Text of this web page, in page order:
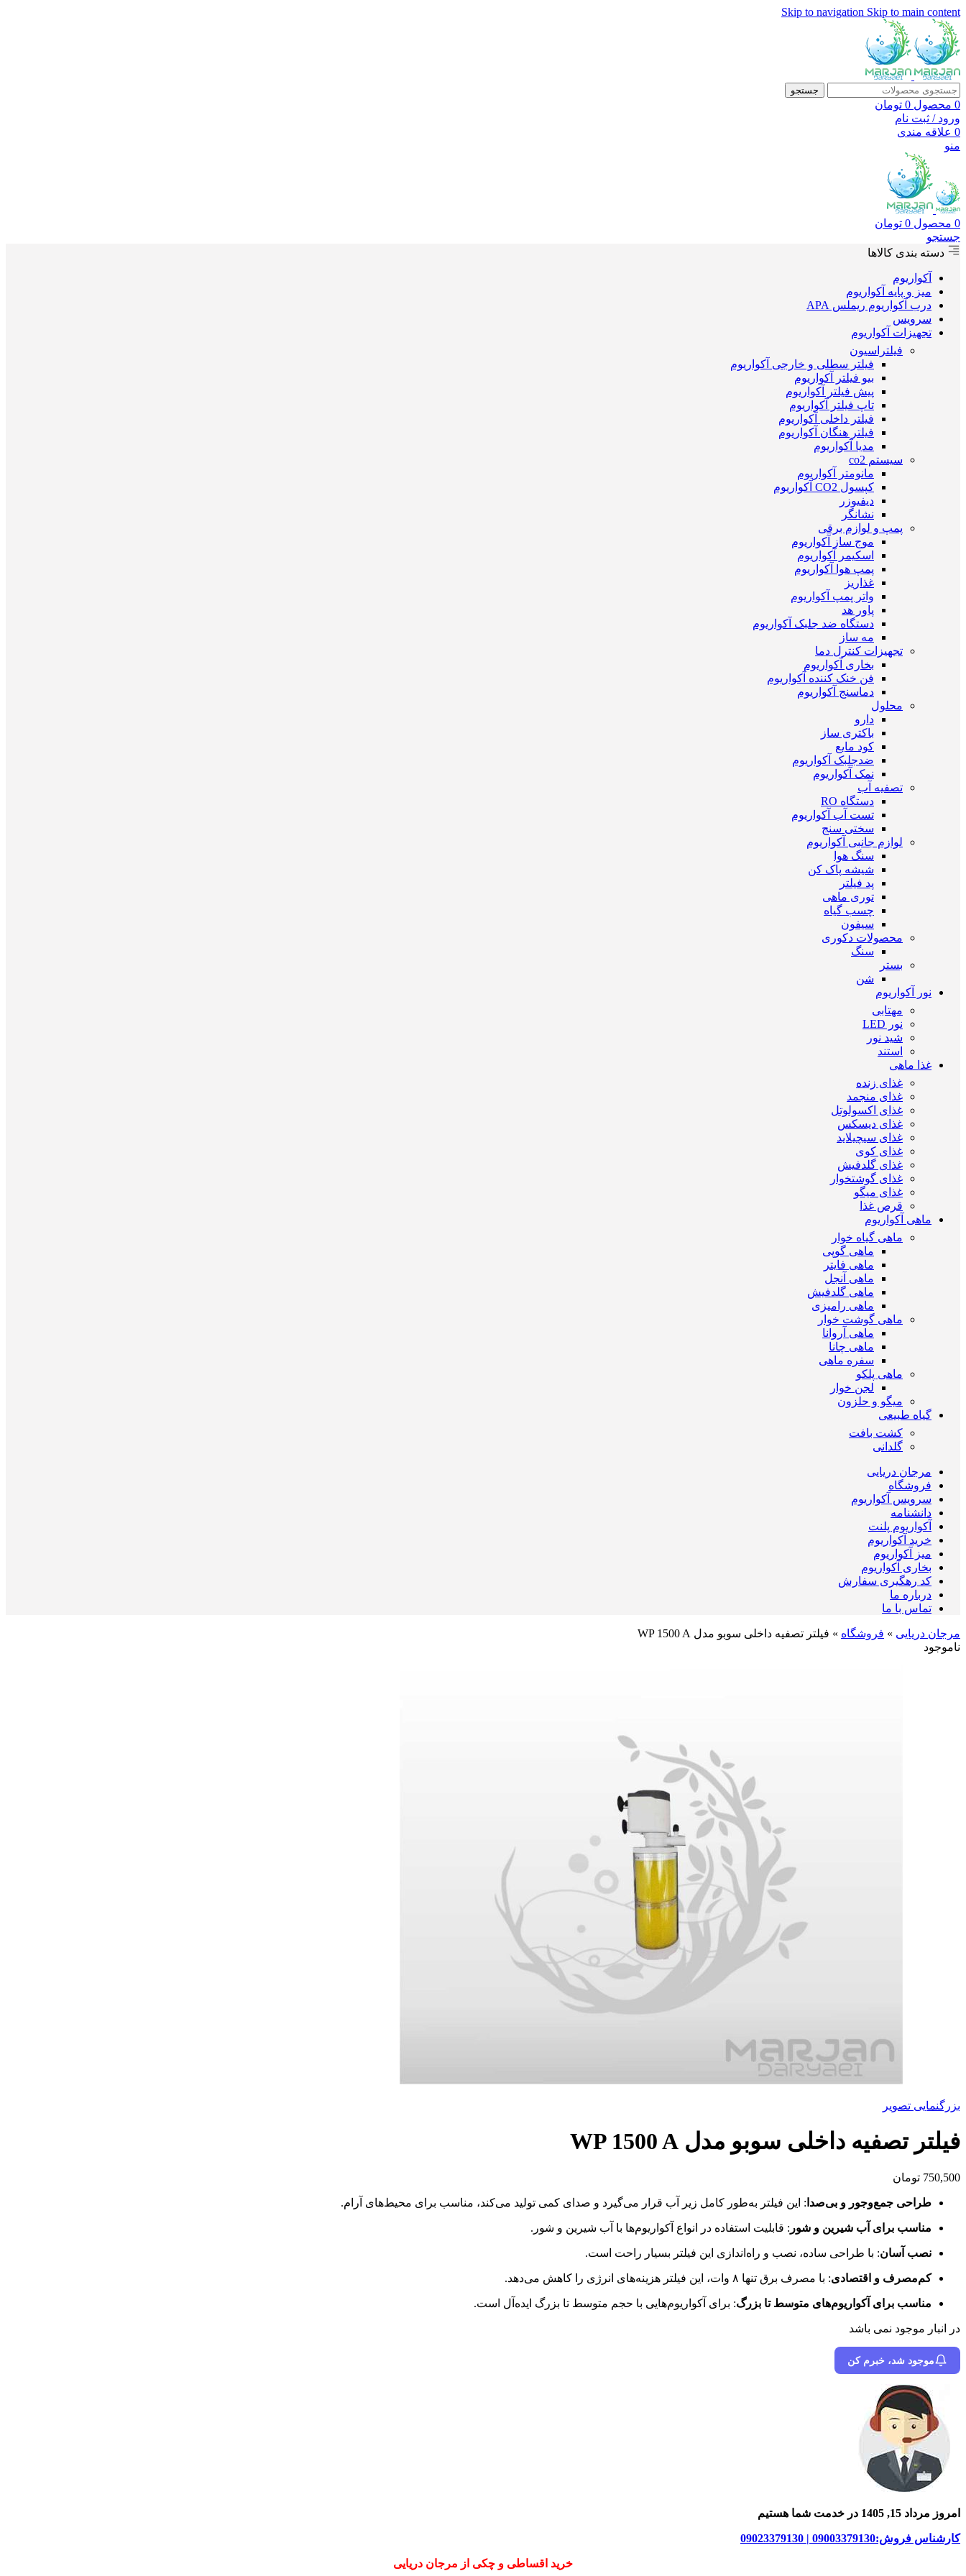
Skip to navigation Skip to main content
جستجو
0 محصول 0 تومان
ورود / ثبت نام
0 علاقه مندی
منو
0 محصول 0 تومان
جستجو
دسته بندی کالاها
آکواریوم
میز و پایه آکواریوم
درب آکواریوم ریملس APA
سرویس
تجهیزات آکواریوم
فیلتراسیون
فیلتر سطلی و خارجی آکواریوم
بیو فیلتر آکواریوم
پیش فیلتر آکواریوم
تاپ فیلتر آکواریوم
فیلتر داخلی آکواریوم
فیلتر هنگان آکواریوم
مدیا آکواریوم
سیستم co2
مانومتر آکواریوم
کپسول CO2 آکواریوم
دیفیوزر
نشانگر
پمپ و لوازم برقی
موج ساز آکواریوم
اسکیمر آکواریوم
پمپ هوا آکواریوم
غذاریز
واتر پمپ آکواریوم
پاور هد
دستگاه ضد جلبک آکواریوم
مه ساز
تجهیزات کنترل دما
بخاری آکواریوم
فن خنک کننده آکواریوم
دماسنج آکواریوم
محلول
دارو
باکتری ساز
کود مایع
ضدجلبک آکواریوم
نمک آکواریوم
تصفیه آب
دستگاه RO
تست آب آکواریوم
سختی سنج
لوازم جانبی آکواریوم
سنگ هوا
شیشه پاک کن
پد فیلتر
توری ماهی
چسب گیاه
سیفون
محصولات دکوری
سنگ
بستر
شن
نور آکواریوم
مهتابی
نور LED
شید نور
استند
غذا ماهی
غذای زنده
غذای منجمد
غذای اکسولوتل
غذای دیسکس
غذای سیچیلاید
غذای کوی
غذای گلدفیش
غذای گوشتخوار
غذای میگو
قرص غذا
ماهی آکواریوم
ماهی گیاه خوار
ماهی گوپی
ماهی فایتر
ماهی آنجل
ماهی گلدفیش
ماهی رامیزی
ماهی گوشت خوار
ماهی آروانا
ماهی چانا
سفره ماهی
ماهی پلکو
لجن خوار
میگو و حلزون
گیاه طبیعی
کشت بافت
گلدانی
مرجان دریایی
فروشگاه
سرویس آکواریوم
دانشنامه
آکواریوم پلنت
خرید آکواریوم
میز آکواریوم
بخاری آکواریوم
کد رهگیری سفارش
درباره ما
تماس با ما
مرجان دریایی » فروشگاه » فیلتر تصفیه داخلی سوبو مدل WP 1500 A
ناموجود
بزرگنمایی تصویر
فیلتر تصفیه داخلی سوبو مدل WP 1500 A
750,500 تومان
طراحی جمع‌وجور و بی‌صدا : این فیلتر به‌طور کامل زیر آب قرار می‌گیرد و صدای کمی تولید می‌کند، مناسب برای محیط‌های آرام.
مناسب برای آب شیرین و شور : قابلیت استفاده در انواع آکواریوم‌ها با آب شیرین و شور.
نصب آسان: با طراحی ساده، نصب و راه‌اندازی این فیلتر بسیار راحت است.
کم‌مصرف و اقتصادی: با مصرف برق تنها ۸ وات، این فیلتر هزینه‌های انرژی را کاهش می‌دهد.
مناسب برای آکواریوم‌های متوسط تا بزرگ: برای آکواریوم‌هایی با حجم متوسط تا بزرگ ایده‌آل است.
در انبار موجود نمی باشد
موجود شد، خبرم کن
امروز مرداد 15, 1405 در خدمت شما هستیم
کارشناس فروش:09003379130 | 09023379130
خرید اقساطی و چکی از مرجان دریایی